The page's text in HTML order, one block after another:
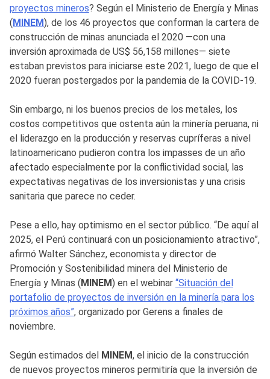
proyectos mineros? Según el Ministerio de Energía y Minas
(MINEM), de los 46 proyectos que conforman la cartera de
construcción de minas anunciada el 2020 —con una
inversión aproximada de US$ 56,158 millones— siete
estaban previstos para iniciarse este 2021, luego de que el
2020 fueran postergados por la pandemia de la COVID-19.
Sin embargo, ni los buenos precios de los metales, los
costos competitivos que ostenta aún la minería peruana, ni
el liderazgo en la producción y reservas cupríferas a nivel
latinoamericano pudieron contra los impasses de un año
afectado especialmente por la conflictividad social, las
expectativas negativas de los inversionistas y una crisis
sanitaria que parece no ceder.
Pese a ello, hay optimismo en el sector público. “De aquí al
2025, el Perú continuará con un posicionamiento atractivo”,
afirmó Walter Sánchez, economista y director de
Promoción y Sostenibilidad minera del Ministerio de
Energía y Minas (MINEM) en el webinar “Situación del
portafolio de proyectos de inversión en la minería para los
próximos años”, organizado por Gerens a finales de
noviembre.
Según estimados del MINEM, el inicio de la construcción
de nuevos proyectos mineros permitiría que la inversión de